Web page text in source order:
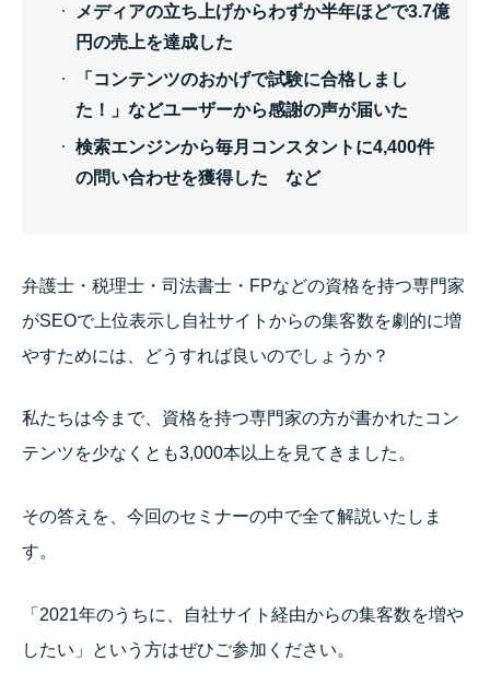
メディアの立ち上げからわずか半年ほどで3.7億
円の売上を達成した
「コンテンツのおかげで試験に合格しまし
た！」などユーザーから感謝の声が届いた
検索エンジンから毎月コンスタントに4,400件
の問い合わせを獲得した など
弁護士・税理士・司法書士・FPなどの資格を持つ専門家
がSEOで上位表示し自社サイトからの集客数を劇的に増
やすためには、どうすれば良いのでしょうか？
私たちは今まで、資格を持つ専門家の方が書かれたコン
テンツを少なくとも3,000本以上を見てきました。
その答えを、今回のセミナーの中で全て解説いたしま
す。
「2021年のうちに、自社サイト経由からの集客数を増や
したい」という方はぜひご参加ください。